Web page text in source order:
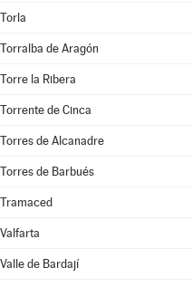
Torla
Torralba de Aragón
Torre la Ribera
Torrente de Cinca
Torres de Alcanadre
Torres de Barbués
Tramaced
Valfarta
Valle de Bardají